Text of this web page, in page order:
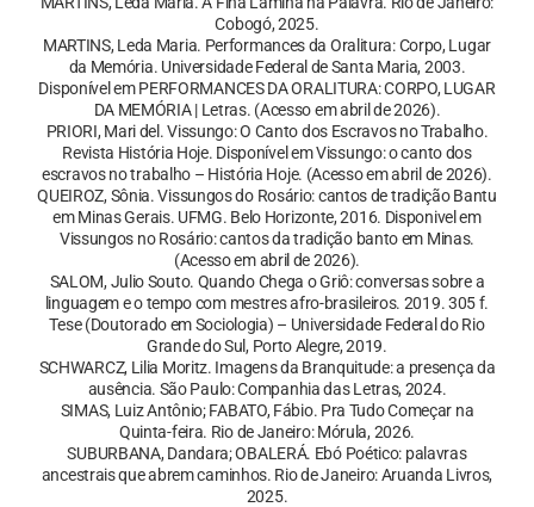
Cobogó, 2025.
MARTINS, Leda Maria. Performances da Oralitura: Corpo, Lugar
da Memória. Universidade Federal de Santa Maria, 2003.
Disponível em PERFORMANCES DA ORALITURA: CORPO, LUGAR
DA MEMÓRIA | Letras. (Acesso em abril de 2026).
PRIORI, Mari del. Vissungo: O Canto dos Escravos no Trabalho.
Revista História Hoje. Disponível em Vissungo: o canto dos
escravos no trabalho – História Hoje. (Acesso em abril de 2026).
QUEIROZ, Sônia. Vissungos do Rosário: cantos de tradição Bantu
em Minas Gerais. UFMG. Belo Horizonte, 2016. Disponivel em
Vissungos no Rosário: cantos da tradição banto em Minas.
(Acesso em abril de 2026).
SALOM, Julio Souto. Quando Chega o Griô: conversas sobre a
linguagem e o tempo com mestres afro-brasileiros. 2019. 305 f.
Tese (Doutorado em Sociologia) – Universidade Federal do Rio
Grande do Sul, Porto Alegre, 2019.
SCHWARCZ, Lilia Moritz. Imagens da Branquitude: a presença da
ausência. São Paulo: Companhia das Letras, 2024.
SIMAS, Luiz Antônio; FABATO, Fábio. Pra Tudo Começar na
Quinta-feira. Rio de Janeiro: Mórula, 2026.
SUBURBANA, Dandara; OBALERÁ. Ebó Poético: palavras
ancestrais que abrem caminhos. Rio de Janeiro: Aruanda Livros,
2025.